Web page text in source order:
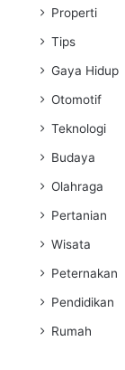
Properti
Tips
Gaya Hidup
Otomotif
Teknologi
Budaya
Olahraga
Pertanian
Wisata
Peternakan
Pendidikan
Rumah